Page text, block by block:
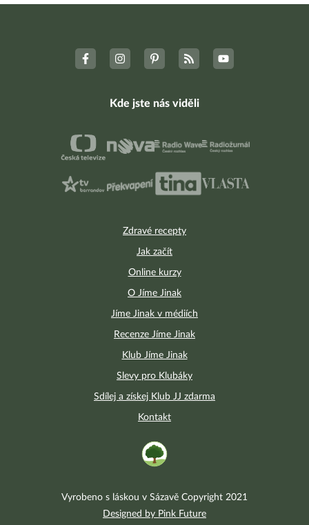
Zdravé recepty
Jak začít
Online kurzy
O Jíme Jinak
Jíme Jinak v médiích
Recenze Jíme Jinak
Klub Jíme Jinak
Slevy pro Klubáky
Sdílej a získej Klub JJ zdarma
Kontakt
Kde jste nás viděli
Vyrobeno s láskou v Sázavě Copyright 2021
Designed by Pink Future